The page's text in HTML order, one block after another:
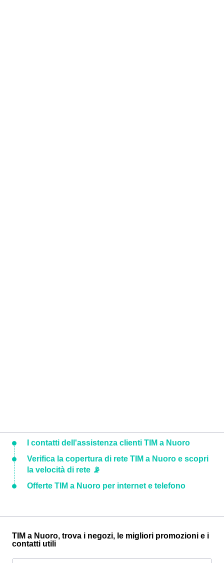
I contatti dell'assistenza clienti TIM a Nuoro
Verifica la copertura di rete TIM a Nuoro e scopri
la velocità di rete 📡
Offerte TIM a Nuoro per internet e telefono
TIM a Nuoro, trova i negozi, le migliori promozioni e i
contatti utili